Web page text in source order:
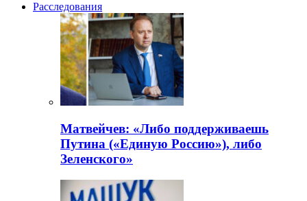
Расследования
Матвейчев: «Либо поддерживаешь
Путина («Единую Россию»), либо
Зеленского»